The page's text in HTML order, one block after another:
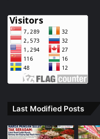
Last Modified Posts